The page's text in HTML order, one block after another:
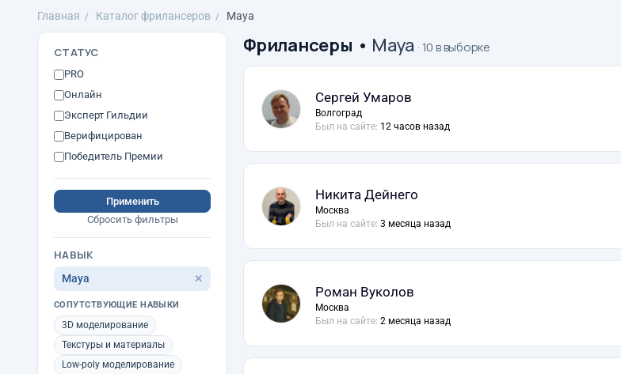
Главная Каталог фрилансеров Maya
СТАТУС
PRO
Онлайн
Эксперт Гильдии
Верифицирован
Победитель Премии
Применить
Сбросить фильтры
НАВЫК
Maya ✕
СОПУТСТВУЮЩИЕ НАВЫКИ
3D моделирование
Текстуры и материалы
Low-poly моделирование
Фрилансеры • Maya · 10 в выборке
Сергей Умаров
Волгоград
Был на сайте: 12 часов назад
Никита Дейнего
Москва
Был на сайте: 3 месяца назад
Роман Вуколов
Москва
Был на сайте: 2 месяца назад